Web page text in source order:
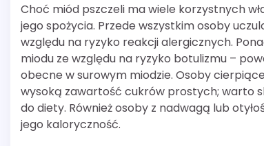
Choć miód pszczeli ma wiele korzystnych
jego spożycia. Przede wszystkim osoby
względu na ryzyko reakcji alergicznych.
miodu ze względu na ryzyko botulizmu –
obecne w surowym miodzie. Osoby
wysoką zawartość cukrów prostych; warto
do diety. Również osoby z nadwagą lub
jego kaloryczność.